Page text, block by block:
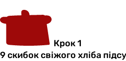
Крок 1
9 скибок свіжого хліба